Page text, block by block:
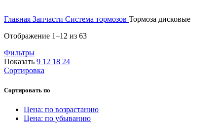
Главная Запчасти Система тормозов Тормоза дисковые
Отображение 1–12 из 63
Фильтры
Показать 9 12 18 24
Сортировка
Сортировать по
Цена: по возрастанию
Цена: по убыванию